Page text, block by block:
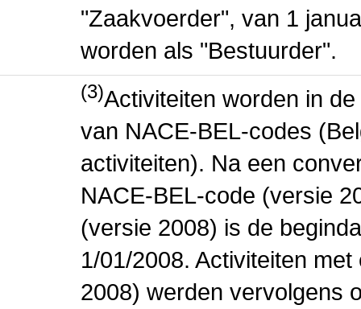
"Zaakvoerder", van 1
worden als "Bestuurder".
(3)Activiteiten worden in
van NACE-BEL-codes
activiteiten). Na een
NACE-BEL-code (versie
(versie 2008) is de
1/01/2008. Activiteiten
2008) werden vervolgens